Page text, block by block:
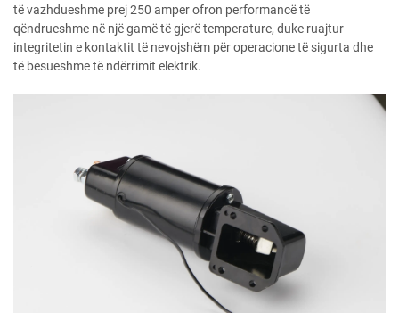
të vazhdueshme prej 250 amper ofron performancë të
qëndrueshme në një gamë të gjerë temperature, duke ruajtur
integritetin e kontaktit të nevojshëm për operacione të sigurta dhe
të besueshme të ndërrimit elektrik.